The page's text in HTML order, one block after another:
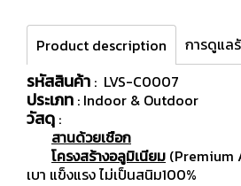
Product description การดูแล
รหัสสินค้า : LVS-C0007
ประเภท : Indoor & Outdoor
วัสดุ :
สานด้วยเชือก
โครงสร้างอลูมิเนียม (Premium
เบา แข็งแรง ไม่เป็นสนิม100%